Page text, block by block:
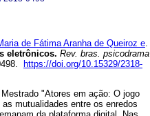
de Fátima Aranha de Queiroz e.
eletrônicos. Rev. bras. psicodrama
https://doi.org/10.15329/2318-
"Atores em ação: O jogo
mutualidades entre os enredos